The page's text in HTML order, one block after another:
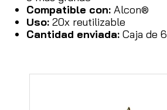
Compatible con: Alcon®
Uso: 20x reutilizable
Cantidad enviada: Caja de 6